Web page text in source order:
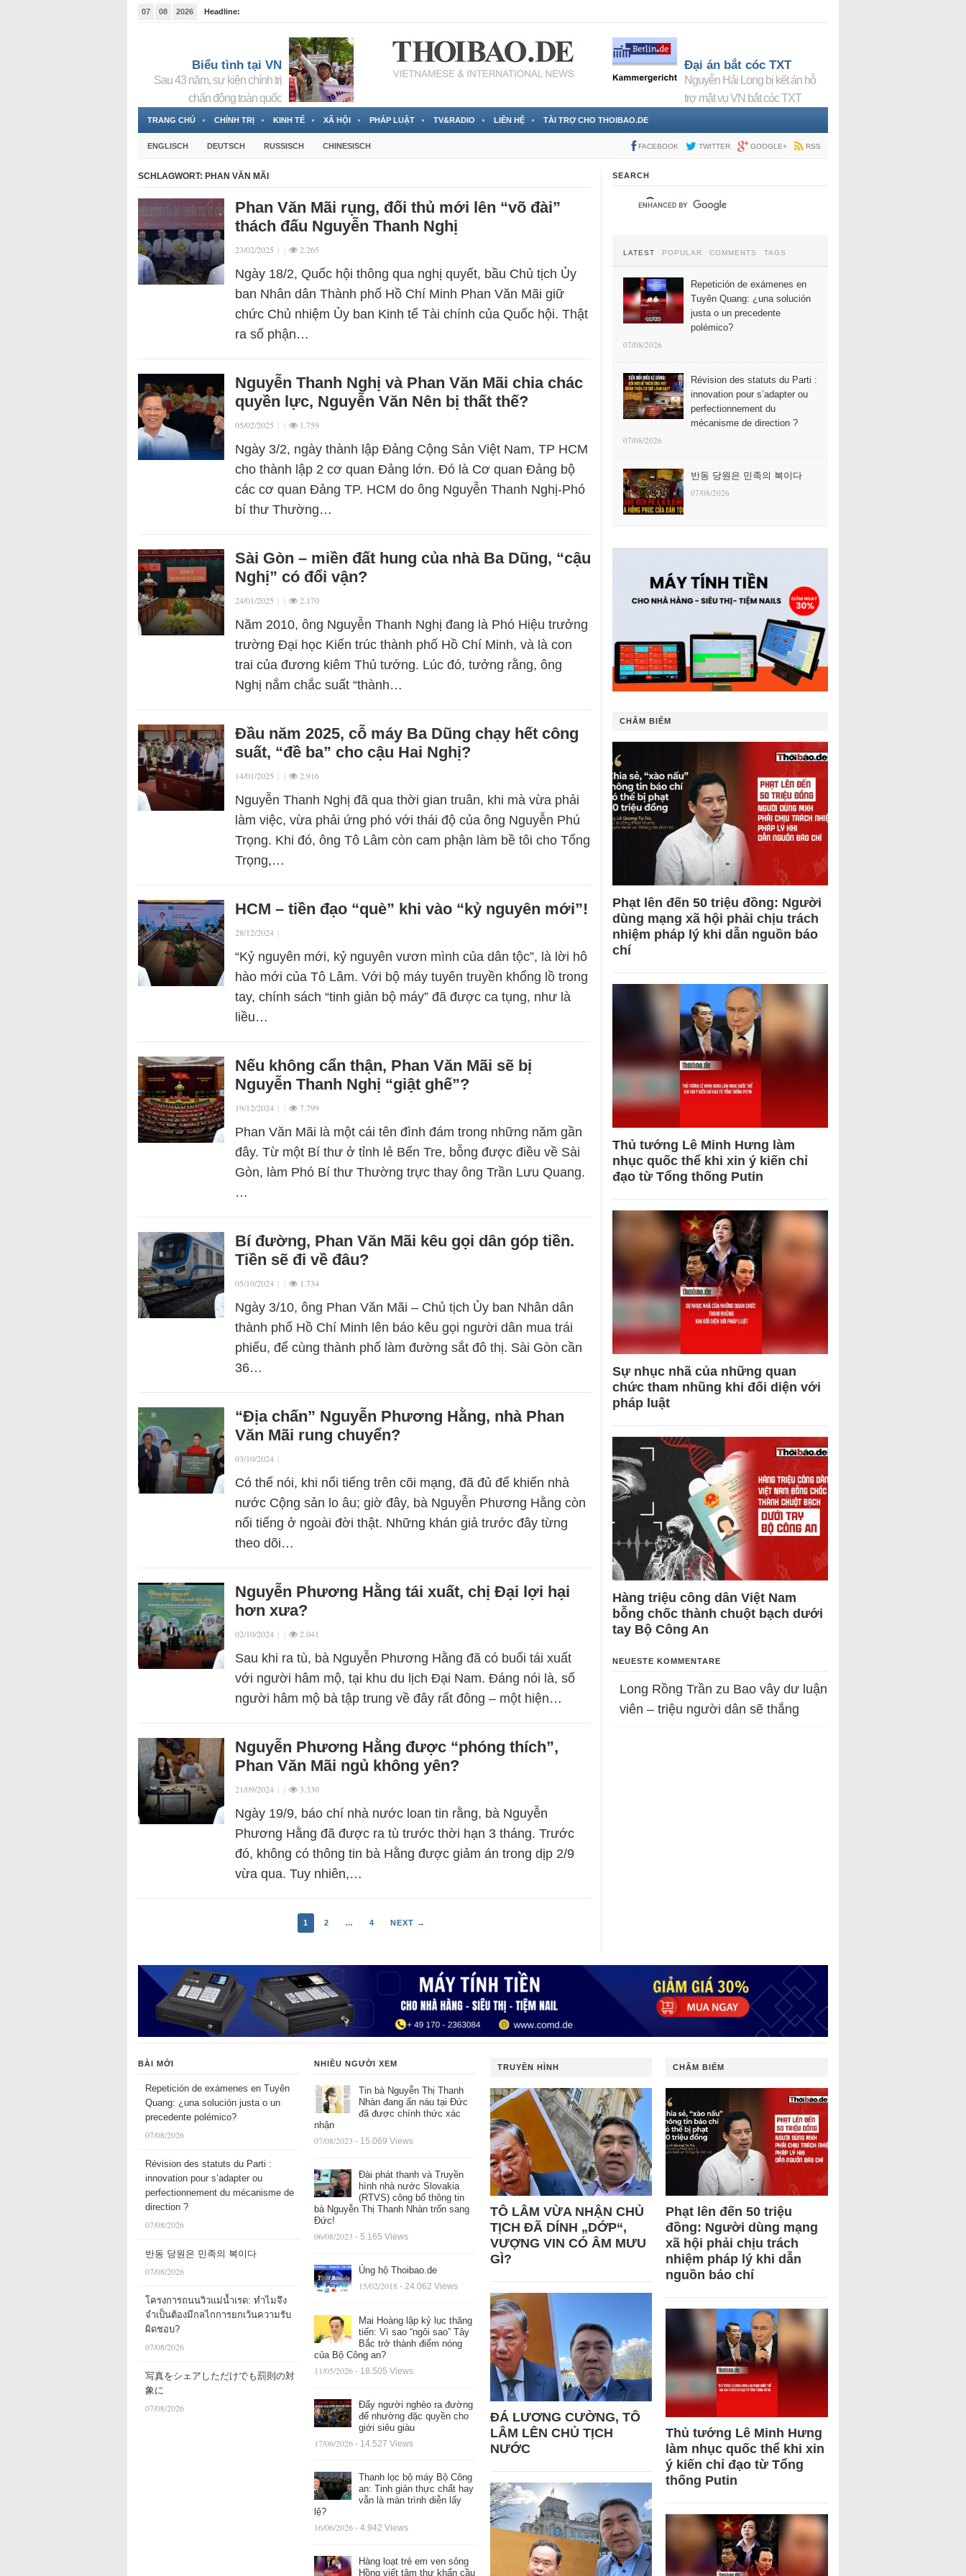
07 08 2026
Headline:
Biểu tình tại VN
Sau 43 năm, sự kiện chính trị
chấn động toàn quốc
Đại án bắt cóc TXT
Nguyễn Hải Long bị kết án hỗ
trợ mật vụ VN bắt cóc TXT
TRANG CHỦ CHÍNH TRỊ KINH TẾ XÃ HỘI PHÁP LUẬT TV&RADIO LIÊN HỆ TÀI TRỢ CHO THOIBAO.DE
ENGLISCH DEUTSCH RUSSISCH CHINESISCH FACEBOOK TWITTER GOOGLE+ RSS
SCHLAGWORT: PHAN VĂN MÃI
Phan Văn Mãi rụng, đối thủ mới lên “võ đài”
thách đấu Nguyễn Thanh Nghị
23/02/2025 | | 2.265
Ngày 18/2, Quốc hội thông qua nghị quyết, bầu Chủ tịch Ủy
ban Nhân dân Thành phố Hồ Chí Minh Phan Văn Mãi giữ
chức Chủ nhiệm Ủy ban Kinh tế Tài chính của Quốc hội. Thật
ra số phận…
Nguyễn Thanh Nghị và Phan Văn Mãi chia chác
quyền lực, Nguyễn Văn Nên bị thất thế?
05/02/2025 | | 1.759
Ngày 3/2, ngày thành lập Đảng Cộng Sản Việt Nam, TP HCM
cho thành lập 2 cơ quan Đảng lớn. Đó là Cơ quan Đảng bộ
các cơ quan Đảng TP. HCM do ông Nguyễn Thanh Nghị-Phó
bí thư Thường…
Sài Gòn – miền đất hung của nhà Ba Dũng, “cậu
Nghị” có đổi vận?
24/01/2025 | | 2.170
Năm 2010, ông Nguyễn Thanh Nghị đang là Phó Hiệu trưởng
trường Đại học Kiến trúc thành phố Hồ Chí Minh, và là con
trai của đương kiêm Thủ tướng. Lúc đó, tưởng rằng, ông
Nghị nắm chắc suất “thành…
Đầu năm 2025, cỗ máy Ba Dũng chạy hết công
suất, “đề ba” cho cậu Hai Nghị?
14/01/2025 | | 2.916
Nguyễn Thanh Nghị đã qua thời gian truân, khi mà vừa phải
làm việc, vừa phải ứng phó với thái độ của ông Nguyễn Phú
Trọng. Khi đó, ông Tô Lâm còn cam phận làm bề tôi cho Tổng
Trọng,…
HCM – tiền đạo “què” khi vào “kỷ nguyên mới”!
28/12/2024 |
“Kỷ nguyên mới, kỷ nguyên vươn mình của dân tộc”, là lời hô
hào mới của Tô Lâm. Với bộ máy tuyên truyền khổng lồ trong
tay, chính sách “tinh giản bộ máy” đã được ca tụng, như là
liều…
Nếu không cẩn thận, Phan Văn Mãi sẽ bị
Nguyễn Thanh Nghị “giật ghế”?
19/12/2024 | | 7.799
Phan Văn Mãi là một cái tên đình đám trong những năm gần
đây. Từ một Bí thư ở tỉnh lẻ Bến Tre, bỗng được điều về Sài
Gòn, làm Phó Bí thư Thường trực thay ông Trần Lưu Quang.
…
Bí đường, Phan Văn Mãi kêu gọi dân góp tiền.
Tiền sẽ đi về đâu?
05/10/2024 | | 1.734
Ngày 3/10, ông Phan Văn Mãi – Chủ tịch Ủy ban Nhân dân
thành phố Hồ Chí Minh lên báo kêu gọi người dân mua trái
phiếu, để cùng thành phố làm đường sắt đô thị. Sài Gòn cần
36…
“Địa chấn” Nguyễn Phương Hằng, nhà Phan
Văn Mãi rung chuyển?
03/10/2024 |
Có thể nói, khi nổi tiếng trên cõi mạng, đã đủ để khiến nhà
nước Cộng sản lo âu; giờ đây, bà Nguyễn Phương Hằng còn
nổi tiếng ở ngoài đời thật. Những khán giả trước đây từng
theo dõi…
Nguyễn Phương Hằng tái xuất, chị Đại lợi hại
hơn xưa?
02/10/2024 | | 2.041
Sau khi ra tù, bà Nguyễn Phương Hằng đã có buổi tái xuất
với người hâm mộ, tại khu du lịch Đại Nam. Đáng nói là, số
người hâm mộ bà tập trung về đây rất đông – một hiện…
Nguyễn Phương Hằng được “phóng thích”,
Phan Văn Mãi ngủ không yên?
21/09/2024 | | 3.330
Ngày 19/9, báo chí nhà nước loan tin rằng, bà Nguyễn
Phương Hằng đã được ra tù trước thời hạn 3 tháng. Trước
đó, không có thông tin bà Hằng được giảm án trong dịp 2/9
vừa qua. Tuy nhiên,…
1 2 … 4 NEXT →
SEARCH
LATEST POPULAR COMMENTS TAGS
Repetición de exámenes en
Tuyên Quang: ¿una solución
justa o un precedente
polémico?
07/08/2026
Révision des statuts du Parti :
innovation pour s’adapter ou
perfectionnement du
mécanisme de direction ?
07/08/2026
반동 당원은 민족의 복이다
07/08/2026
CHÂM BIẾM
Phạt lên đến 50 triệu đồng: Người
dùng mạng xã hội phải chịu trách
nhiệm pháp lý khi dẫn nguồn báo
chí
Thủ tướng Lê Minh Hưng làm
nhục quốc thể khi xin ý kiến chỉ
đạo từ Tổng thống Putin
Sự nhục nhã của những quan
chức tham nhũng khi đối diện với
pháp luật
Hàng triệu công dân Việt Nam
bỗng chốc thành chuột bạch dưới
tay Bộ Công An
NEUESTE KOMMENTARE
Long Rồng Trần zu Bao vây dư luận
viên – triệu người dân sẽ thắng
BÀI MỚI
Repetición de exámenes en Tuyên
Quang: ¿una solución justa o un
precedente polémico?
07/08/2026
Révision des statuts du Parti :
innovation pour s’adapter ou
perfectionnement du mécanisme de
direction ?
07/08/2026
반동 당원은 민족의 복이다
07/08/2026
โครงการถนนวิวแม่น้ำเรด: ทำไมจึง
จำเป็นต้องมีกลไกการยกเว้นความรับ
ผิดชอบ?
07/08/2026
写真をシェアしただけでも罰則の対
象に
07/08/2026
NHIỀU NGƯỜI XEM
Tin bà Nguyễn Thị Thanh
Nhàn đang ẩn náu tại Đức
đã được chính thức xác
nhận
07/08/2023 - 15.069 Views
Đài phát thanh và Truyền
hình nhà nước Slovakia
(RTVS) công bố thông tin
bà Nguyễn Thị Thanh Nhàn trốn sang
Đức!
06/08/2023 - 5.165 Views
Ủng hộ Thoibao.de
15/02/2018 - 24.062 Views
Mai Hoàng lập kỷ lục thăng
tiến: Vì sao “ngôi sao” Tây
Bắc trở thành điểm nóng
của Bộ Công an?
11/05/2026 - 18.505 Views
Đẩy người nghèo ra đường
để nhường đặc quyền cho
giới siêu giàu
17/06/2026 - 14.527 Views
Thanh lọc bộ máy Bộ Công
an: Tinh giản thực chất hay
vẫn là màn trình diễn lấy
lệ?
16/06/2026 - 4.942 Views
Hàng loạt trẻ em ven sông
Hồng viết tâm thư khẩn cầu
TRUYỀN HÌNH
TÔ LÂM VỪA NHẬN CHỦ
TỊCH ĐÃ DÍNH „DỚP“,
VƯỢNG VIN CÓ ÂM MƯU
GÌ?
ĐÁ LƯƠNG CƯỜNG, TÔ
LÂM LÊN CHỦ TỊCH
NƯỚC
CHÂM BIẾM
Phạt lên đến 50 triệu
đồng: Người dùng mạng
xã hội phải chịu trách
nhiệm pháp lý khi dẫn
nguồn báo chí
Thủ tướng Lê Minh Hưng
làm nhục quốc thể khi xin
ý kiến chỉ đạo từ Tổng
thống Putin